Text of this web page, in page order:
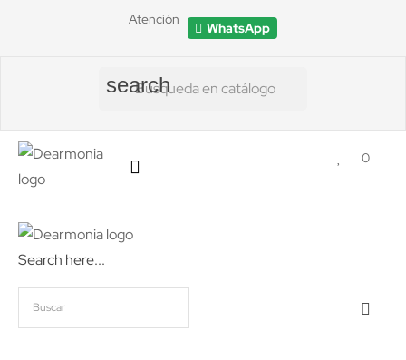
Atención
WhatsApp
search
0
Search here...